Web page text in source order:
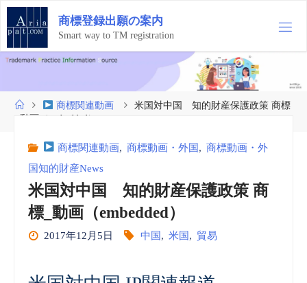
コ
テ
ン
ツ
ス
商標登録出願の案内
Smart way to TM registration
ホ
ー
商標関連動画
米国対中国 知的財産保護政策 商標
_動画（embedded）
商標関連動画, 商標動画・外国, 商標動画・外
国知的財産News
米国対中国 知的財産保護政策 商
標_動画（embedded）
2017年12月5日 中国, 米国, 貿易